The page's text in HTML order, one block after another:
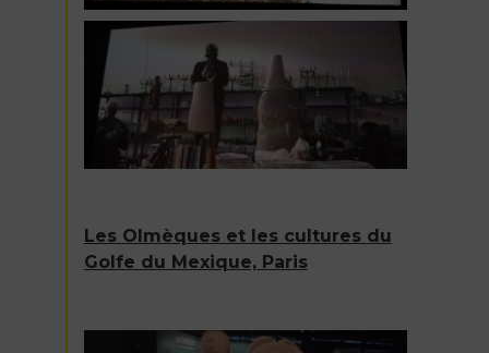
Les Olmèques et les cultures du
Golfe du Mexique, Paris